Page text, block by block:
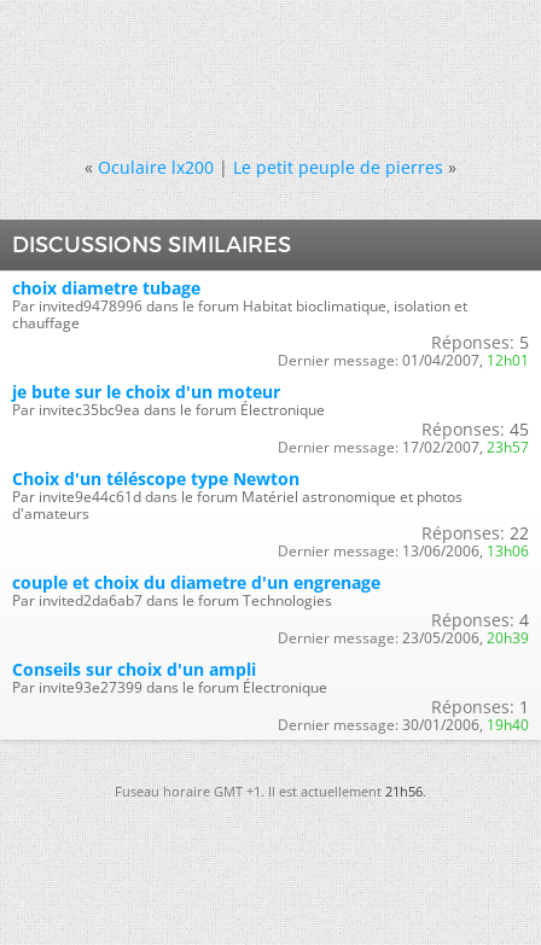
« Oculaire lx200|Le petit peuple de pierres »
DISCUSSIONS SIMILAIRES
choix diametre tubage
Par invited9478996 dans le forum Habitat bioclimatique, isolation et
chauffage
Réponses: 5
Dernier message: 01/04/2007, 12h01
je bute sur le choix d'un moteur
Par invitec35bc9ea dans le forum Électronique
Réponses: 45
Dernier message: 17/02/2007, 23h57
Choix d'un téléscope type Newton
Par invite9e44c61d dans le forum Matériel astronomique et photos
d'amateurs
Réponses: 22
Dernier message: 13/06/2006, 13h06
couple et choix du diametre d'un engrenage
Par invited2da6ab7 dans le forum Technologies
Réponses: 4
Dernier message: 23/05/2006, 20h39
Conseils sur choix d'un ampli
Par invite93e27399 dans le forum Électronique
Réponses: 1
Dernier message: 30/01/2006, 19h40
Fuseau horaire GMT +1. Il est actuellement21h56.